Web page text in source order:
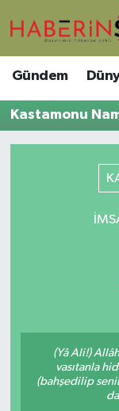
Gündem
Kastamonu
(Yâ Ali!)
vasıtanla
(bahşedilip
Asayiş
Bilim ve
DIŞ HABER
Gündem
Nöbetçi
Hava
Süper Lig
Tüm